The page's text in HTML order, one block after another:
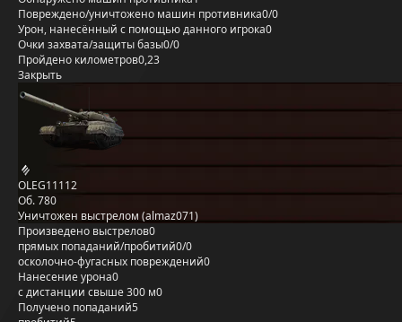
Повреждено/уничтожено машин противника0/0
Урон, нанесённый с помощью данного игрока0
Очки захвата/защиты базы0/0
Пройдено километров0,23
Закрыть
OLEG11112
Об. 780
Уничтожен выстрелом (almaz071)
Произведено выстрелов0
прямых попаданий/пробитий0/0
осколочно-фугасных повреждений0
Нанесение урона0
с дистанции свыше 300 м0
Получено попаданий5